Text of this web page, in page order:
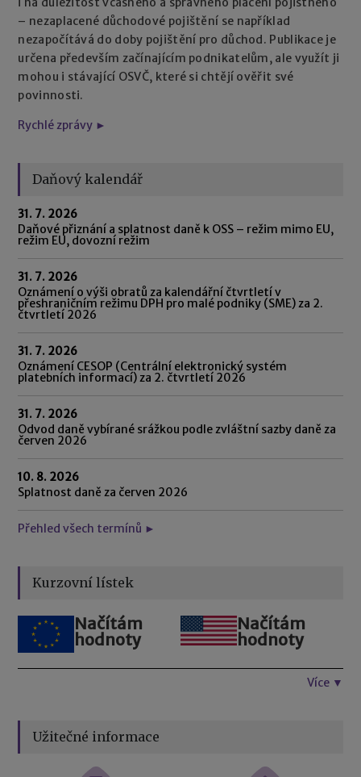
– nezaplacené důchodové pojištění se například
nezapočítává do doby pojištění pro důchod. Publikace je
určena především začínajícím podnikatelům, ale využít ji
mohou i stávající OSVČ, které si chtějí ověřit své
povinnosti.
Rychlé zprávy ►
Daňový kalendář
31. 7. 2026
Daňové přiznání a splatnost daně k OSS – režim mimo EU,
režim EU, dovozní režim
31. 7. 2026
Oznámení o výši obratů za kalendářní čtvrtletí v
přeshraničním režimu DPH pro malé podniky (SME) za 2.
čtvrtletí 2026
31. 7. 2026
Oznámení CESOP (Centrální elektronický systém
platebních informací) za 2. čtvrtletí 2026
31. 7. 2026
Odvod daně vybírané srážkou podle zvláštní sazby daně za
červen 2026
10. 8. 2026
Splatnost daně za červen 2026
Přehled všech termínů ►
Kurzovní lístek
Načítám
hodnoty
Načítám
hodnoty
Více ▼
Užitečné informace